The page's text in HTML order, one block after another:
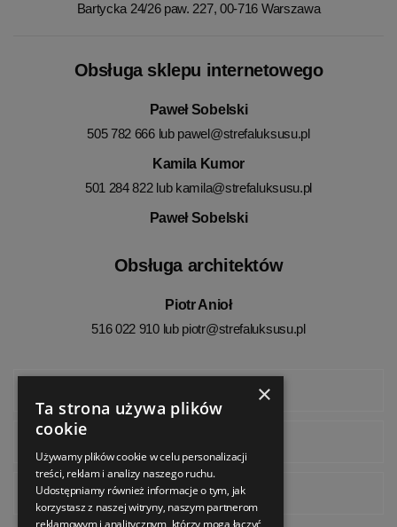
Bartycka 24/26 paw. 227, 00-716 Warszawa
Obsługa sklepu internetowego
Paweł Sobelski
505 782 666 lub pawel@strefaluksusu.pl
Kamila Kumor
501 284 822 lub kamila@strefaluksusu.pl
Paweł Sobelski
Obsługa architektów
Piotr Anioł
516 022 910 lub piotr@strefaluksusu.pl
Pinterest
×
Ta strona używa plików
cookie
Używamy plików cookie w celu personalizacji
treści, reklam i analizy naszego ruchu.
Udostępniamy również informacje o tym, jak
korzystasz z naszej witryny, naszym partnerom
reklamowym i analitycznym, którzy mogą łączyć